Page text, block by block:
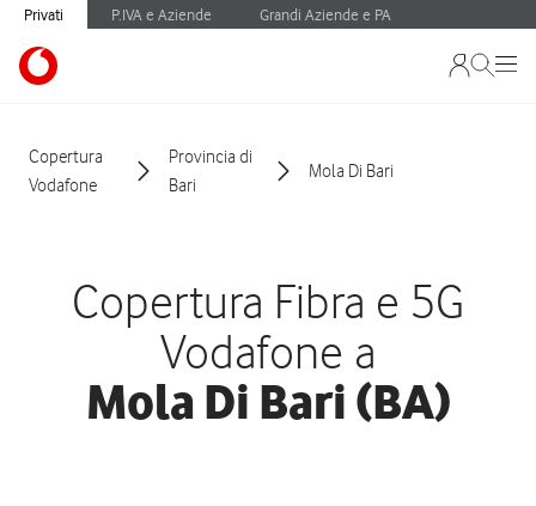
Privati P.IVA e Aziende Grandi Aziende e PA
Copertura
Vodafone
Provincia di
Bari
Mola Di Bari
Copertura Fibra e 5G
Vodafone a
Mola Di Bari (BA)